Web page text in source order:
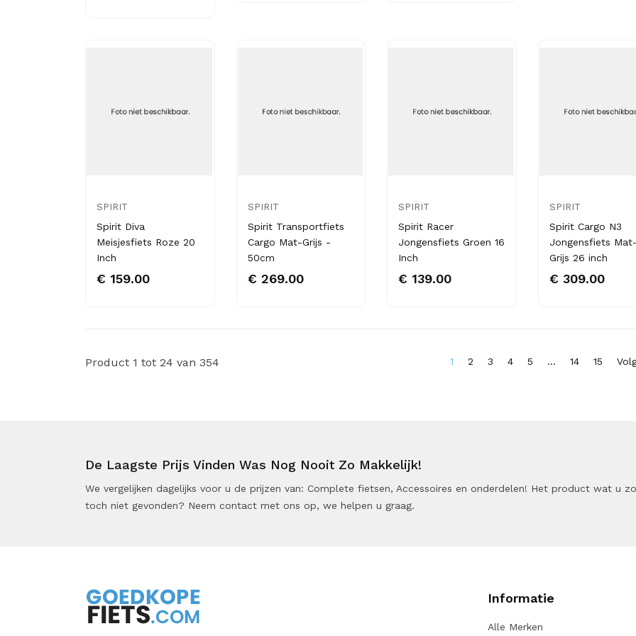
SPIRIT
Spirit Diva
Meisjesfiets Roze 20
Inch
€ 159.00
SPIRIT
Spirit Transportfiets
Cargo Mat-Grijs -
50cm
€ 269.00
SPIRIT
Spirit Racer
Jongensfiets Groen 16
Inch
€ 139.00
SPIRIT
Spirit Cargo N3
Jongensfiets
Grijs 26 inch
€ 309.00
Product 1 tot 24 van 354 1 2 3 4 5 ... 14 15
De Laagste Prijs Vinden Was Nog Nooit Zo Makkelijk!
We vergelijken dagelijks voor u de prijzen van: Complete fietsen, Accessoires en onderdelen! Het product wat u
toch niet gevonden? Neem contact met ons op, we helpen u graag.
Informatie
Alle Merken